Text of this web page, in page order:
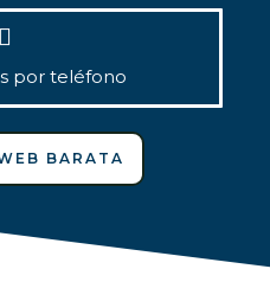
por teléfono
BARATA